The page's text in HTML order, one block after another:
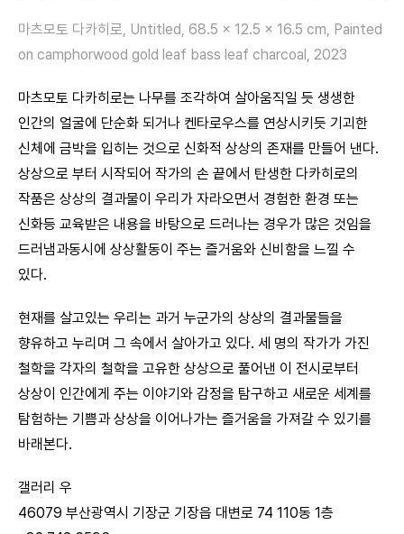
마츠모토 다카히로, Untitled, 68.5 x 12.5 x 16.5 cm, Painted
on camphorwood gold leaf bass leaf charcoal, 2023
마츠모토 다카히로는 나무를 조각하여 살아움직일 듯 생생한
인간의 얼굴에 단순화 되거나 켄타로우스를 연상시키듯 기괴한
신체에 금박을 입히는 것으로 신화적 상상의 존재를 만들어 낸다.
상상으로 부터 시작되어 작가의 손 끝에서 탄생한 다카히로의
작품은 상상의 결과물이 우리가 자라오면서 경험한 환경 또는
신화등 교육받은 내용을 바탕으로 드러나는 경우가 많은 것임을
드러냄과동시에 상상활동이 주는 즐거움와 신비함을 느낄 수
있다.
현재를 살고있는 우리는 과거 누군가의 상상의 결과물들을
향유하고 누리며 그 속에서 살아가고 있다. 세 명의 작가가 가진
철학을 각자의 철학을 고유한 상상으로 풀어낸 이 전시로부터
상상이 인간에게 주는 이야기와 감정을 탐구하고 새로운 세계를
탐험하는 기쁨과 상상을 이어나가는 즐거움을 가져갈 수 있기를
바래본다.
갤러리 우
46079 부산광역시 기장군 기장읍 대변로 74 110동 1층